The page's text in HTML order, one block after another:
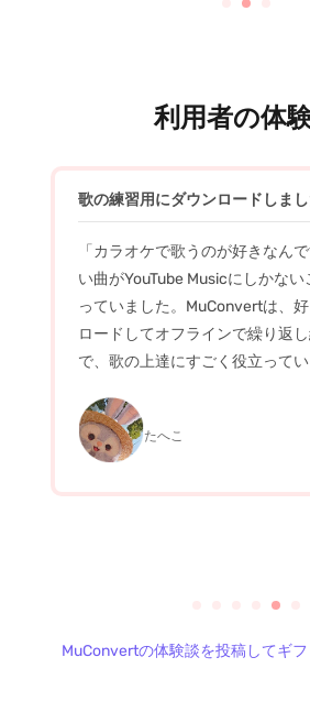
利用者の体
歌の練習用にダウンロードしまし
「カラオケで歌うのが好きなん
い曲がYouTube Musicにしかない
っていました。MuConvertは、
ロードしてオフラインで繰り返
で、歌の上達にすごく役立ってい
たへこ
MuConvertの体験談を投稿してギ